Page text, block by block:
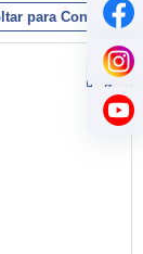
para Contratos